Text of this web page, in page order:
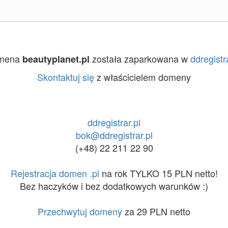
beautyplanet.pl została zaparkowana w
Skontaktuj sięz właścicielem domeny
ddregistrar.pl
bok@ddregistrar.pl
(+48) 22 211 22 90
Rejestracja domen .pl na rok TYLKO 15 PLN netto!
Bez haczyków i bez dodatkowych warunków :)
Przechwytuj domenyza 29 PLN netto